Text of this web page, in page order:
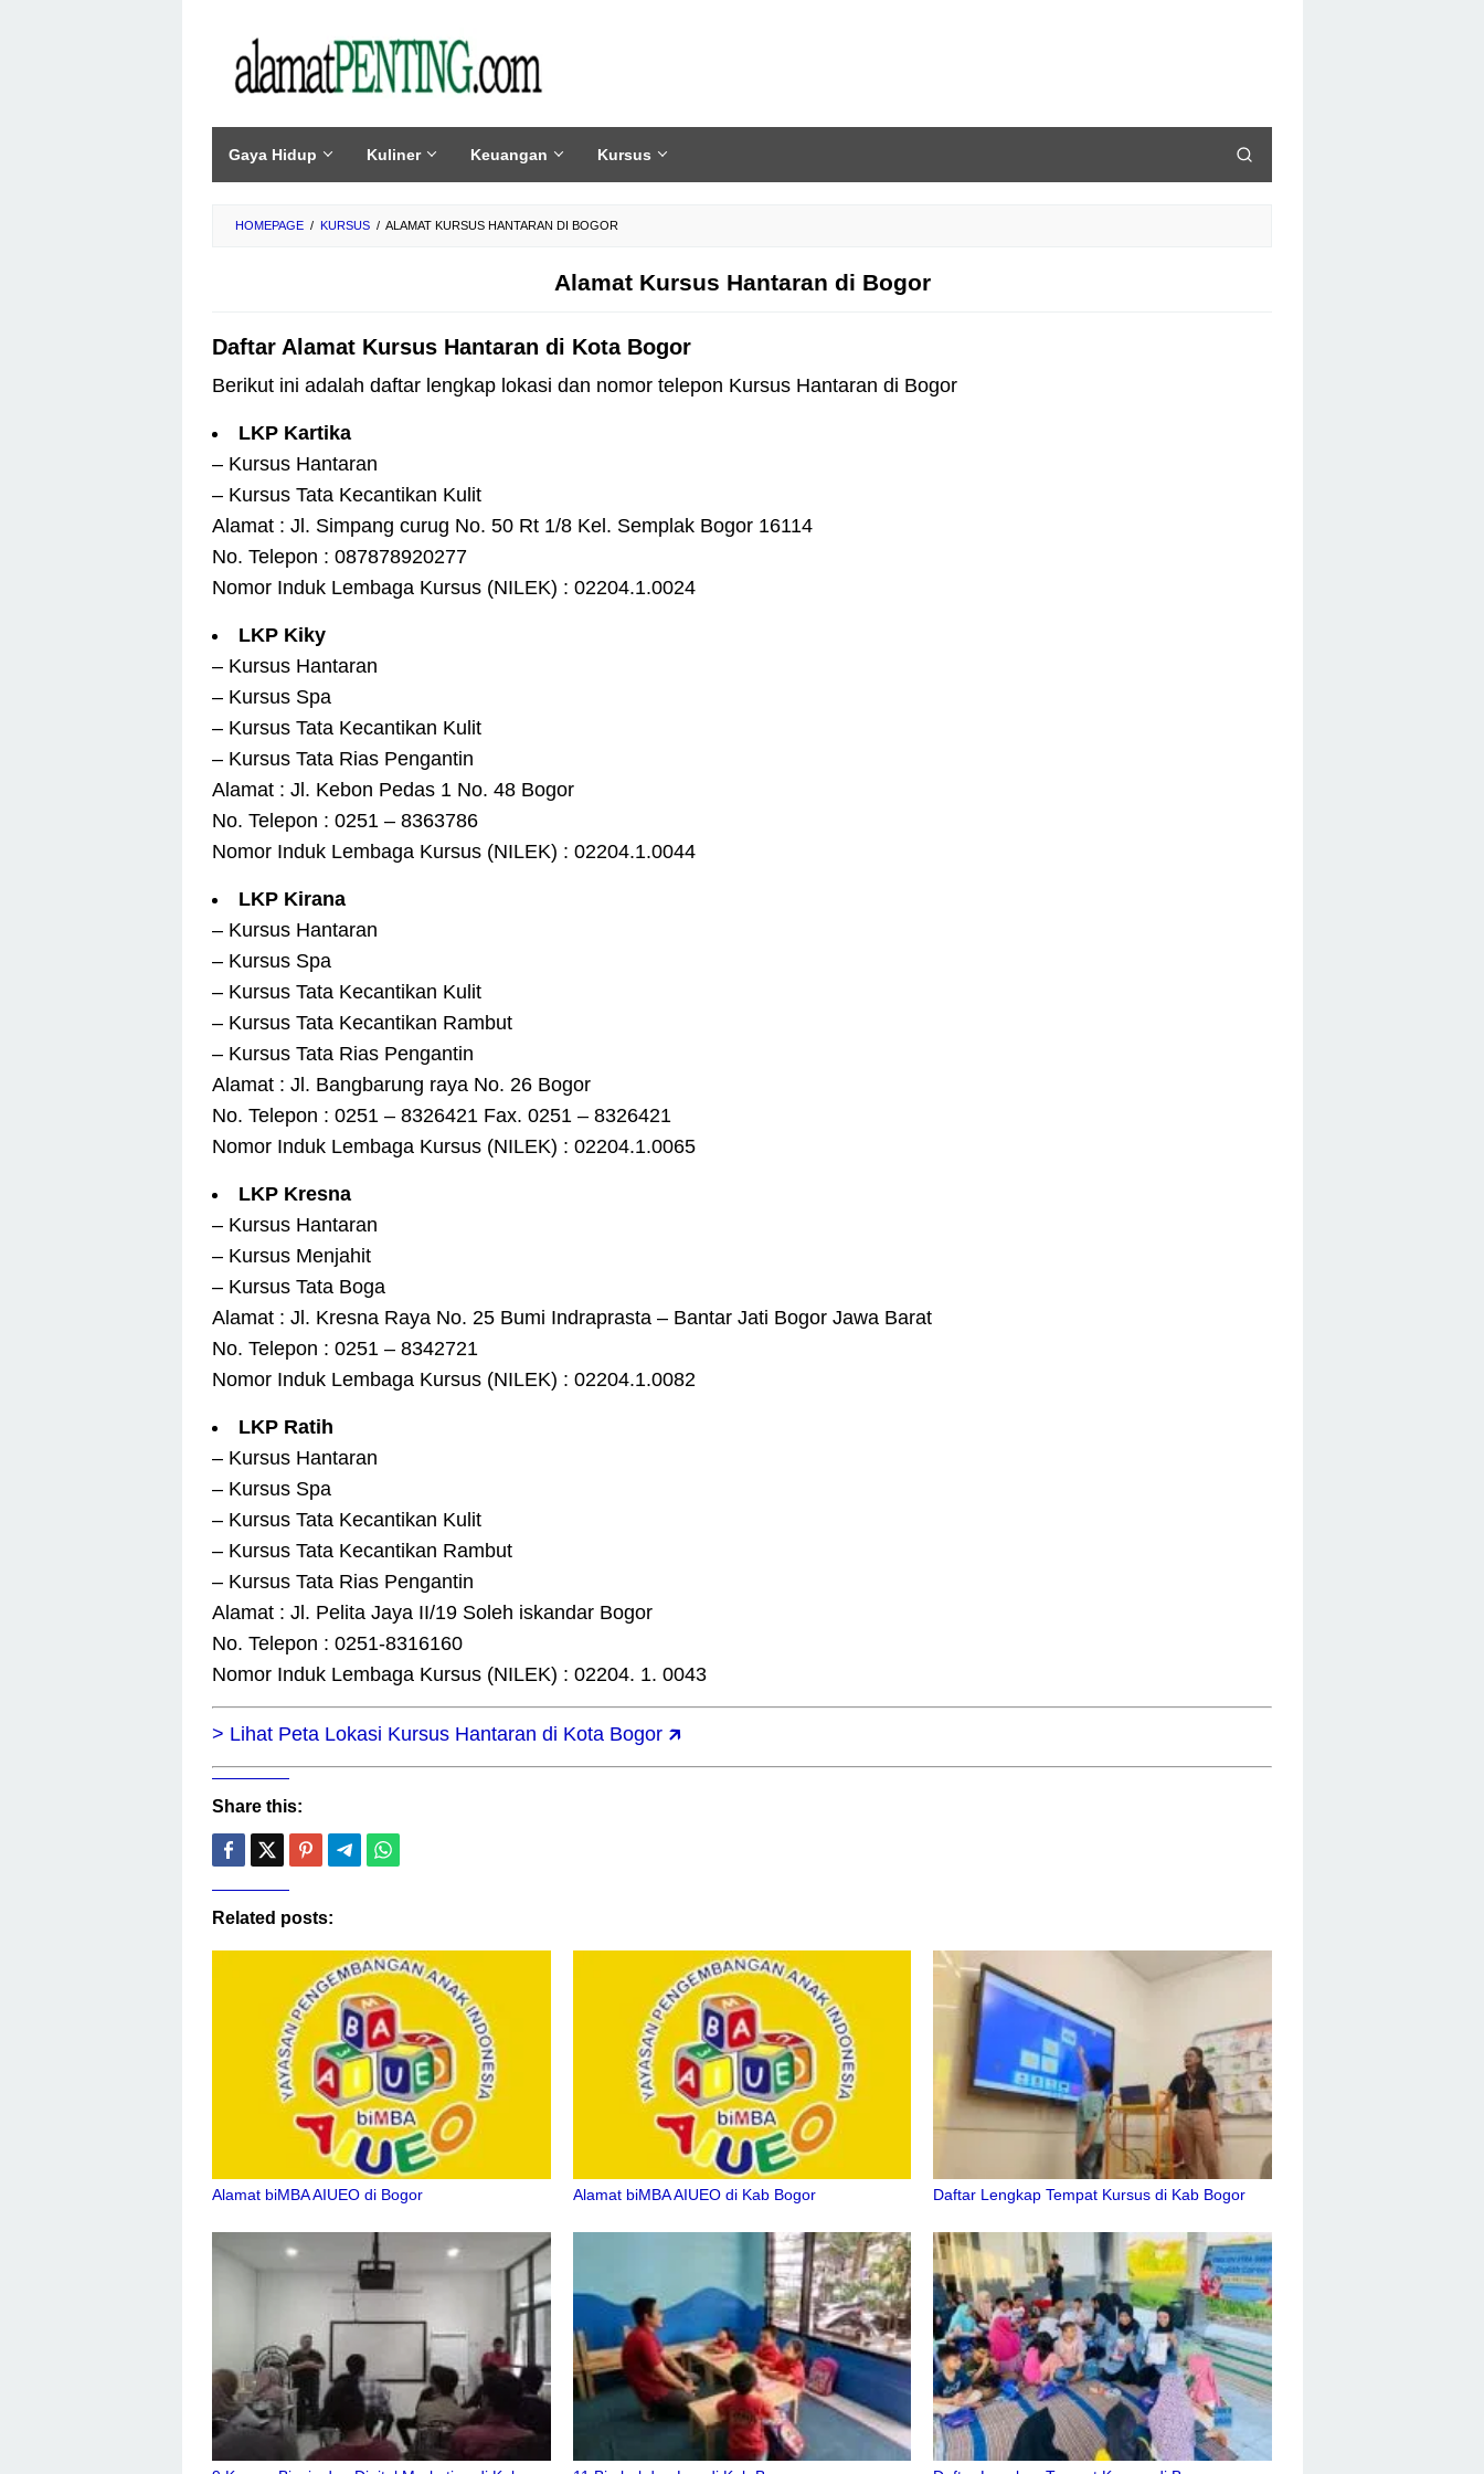
content
Gaya Hidup Kuliner Keuangan Kursus
HOMEPAGE / KURSUS / ALAMAT KURSUS HANTARAN DI BOGOR
Alamat Kursus Hantaran di Bogor
Daftar Alamat Kursus Hantaran di Kota Bogor
Berikut ini adalah daftar lengkap lokasi dan nomor telepon Kursus Hantaran di Bogor
LKP Kartika
– Kursus Hantaran
– Kursus Tata Kecantikan Kulit
Alamat : Jl. Simpang curug No. 50 Rt 1/8 Kel. Semplak Bogor 16114
No. Telepon : 087878920277
Nomor Induk Lembaga Kursus (NILEK) : 02204.1.0024
LKP Kiky
– Kursus Hantaran
– Kursus Spa
– Kursus Tata Kecantikan Kulit
– Kursus Tata Rias Pengantin
Alamat : Jl. Kebon Pedas 1 No. 48 Bogor
No. Telepon : 0251 – 8363786
Nomor Induk Lembaga Kursus (NILEK) : 02204.1.0044
LKP Kirana
– Kursus Hantaran
– Kursus Spa
– Kursus Tata Kecantikan Kulit
– Kursus Tata Kecantikan Rambut
– Kursus Tata Rias Pengantin
Alamat : Jl. Bangbarung raya No. 26 Bogor
No. Telepon : 0251 – 8326421 Fax. 0251 – 8326421
Nomor Induk Lembaga Kursus (NILEK) : 02204.1.0065
LKP Kresna
– Kursus Hantaran
– Kursus Menjahit
– Kursus Tata Boga
Alamat : Jl. Kresna Raya No. 25 Bumi Indraprasta – Bantar Jati Bogor Jawa Barat
No. Telepon : 0251 – 8342721
Nomor Induk Lembaga Kursus (NILEK) : 02204.1.0082
LKP Ratih
– Kursus Hantaran
– Kursus Spa
– Kursus Tata Kecantikan Kulit
– Kursus Tata Kecantikan Rambut
– Kursus Tata Rias Pengantin
Alamat : Jl. Pelita Jaya II/19 Soleh iskandar Bogor
No. Telepon : 0251-8316160
Nomor Induk Lembaga Kursus (NILEK) : 02204. 1. 0043
> Lihat Peta Lokasi Kursus Hantaran di Kota Bogor 🡵
Share this:
Related posts:
Alamat biMBA AIUEO di Bogor Alamat biMBA AIUEO di Kab Bogor Daftar Lengkap Tempat Kursus di Kab Bogor